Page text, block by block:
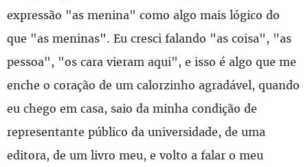
expressão "as menina" como algo mais lógico do
que "as meninas". Eu cresci falando "as coisa", "as
pessoa", "os cara vieram aqui", e isso é algo que me
enche o coração de um calorzinho agradável, quando
eu chego em casa, saio da minha condição de
representante público da universidade, de uma
editora, de um livro meu, e volto a falar o meu